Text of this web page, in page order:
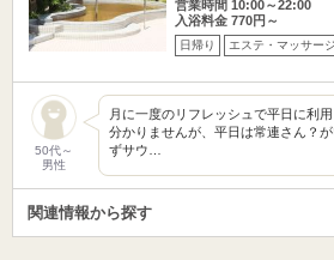
営業時間 10:00～22:00
入浴料金 770円～
日帰り エステ・マッサージ
50代～
男性
月に一度のリフレッシュで平日に利
分かりませんが、平日は常連さん？
ずサウ…
関連情報から探す